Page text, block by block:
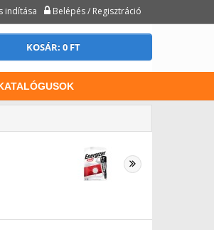
indítása Belépés / Regisztráció
KOSÁR: 0 FT